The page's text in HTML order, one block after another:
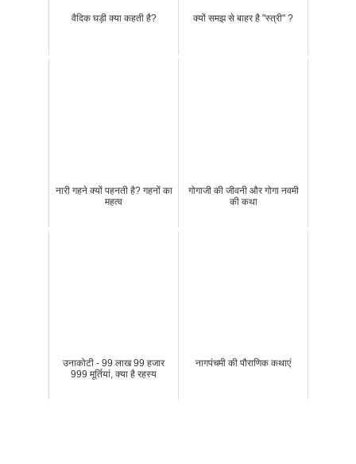
वैदिक घड़ी क्या कहती है? क्यों समझ से बाहर है "स्त्री" ?
नारी गहने क्यों पहनती है? गहनों का
महत्व
गोगाजी की जीवनी और गोगा नवमी
की कथा
उनाकोटी - 99 लाख 99 हजार
999 मूर्तियां, क्या है रहस्य
नागपंचमी की पौराणिक कथाएं